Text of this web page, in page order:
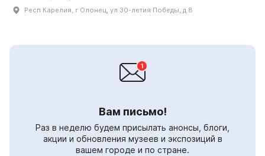
Респ Карелия, г Олонец, ул 30-летия Победы, д 8
Вам письмо!
Раз в неделю будем присылать анонсы, блоги,
акции и обновления музеев и экспозиций в
вашем городе и по стране.